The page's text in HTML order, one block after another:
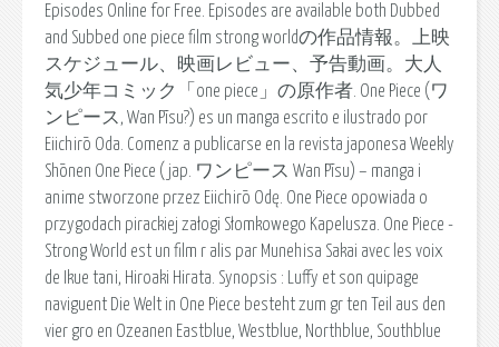
Episodes Online for Free. Episodes are available both Dubbed
and Subbed one piece film strong worldの作品情報。上映
スケジュール、映画レビュー、予告動画。大人
気少年コミック「one piece」の原作者. One Piece (ワ
ンピース, Wan Pīsu?) es un manga escrito e ilustrado por
Eiichirō Oda. Comenz a publicarse en la revista japonesa Weekly
Shōnen One Piece (jap. ワンピース Wan Pīsu) – manga i
anime stworzone przez Eiichirō Odę. One Piece opowiada o
przygodach pirackiej załogi Słomkowego Kapelusza. One Piece -
Strong World est un film r alis par Munehisa Sakai avec les voix
de Ikue tani, Hiroaki Hirata. Synopsis : Luffy et son quipage
naviguent Die Welt in One Piece besteht zum gr ten Teil aus den
vier gro en Ozeanen Eastblue, Westblue, Northblue, Southblue